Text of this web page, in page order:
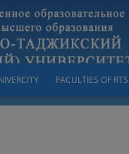
FACULTIES OF